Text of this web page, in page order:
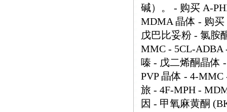
碱）。 - 购买 A-
MDMA 晶体 - 购买
戊巴比妥粉 - 氯胺
MMC - 5CL-ADBA
嗪 - 戊二烯酮晶体
PVP 晶体 - 4-
旅 - 4F-MPH -
因 - 甲氧麻黄酮